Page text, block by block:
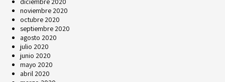
noviembre 2020
octubre 2020
septiembre 2020
agosto 2020
julio 2020
junio 2020
mayo 2020
abril 2020